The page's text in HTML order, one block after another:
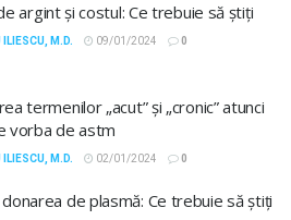
argint și costul: Ce trebuie să știți
ILIESCU, M.D. 09/01/2024 0
termenilor „acut” și „cronic” atunci
vorba de astm
ILIESCU, M.D. 02/01/2024 0
donarea de plasmă: Ce trebuie să știți